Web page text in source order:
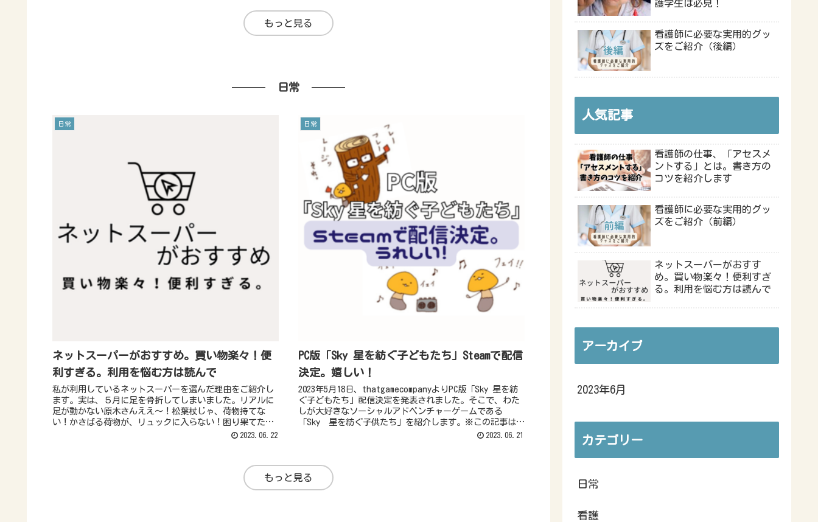
もっと見る
日常
日常
ネットスーパーがおすすめ。買い物楽々！便
利すぎる。利用を悩む方は読んで
私が利用しているネットスーパーを選んだ理由をご紹介し
ます。実は、５月に足を骨折してしまいました。リアルに
足が動かない原木さんええ～！松葉杖じゃ、荷物持てな
い！かさばる荷物が、リュックに入らない！困り果てた私
が検索したのは、ネットスーパーですReadMore...2023.06.22
日常
PC版「Sky 星を紡ぐ子どもたち」Steamで配信
決定。嬉しい！
2023年5月18日、thatgamecompanyよりPC版「Sky 星を紡
ぐ子どもたち」配信決定を発表されました。そこで、わた
しが大好きなソーシャルアドベンチャーゲームである
「Sky 星を紡ぐ子供たち」を紹介します。※この記事は、
2023.06.21
もっと見る
護学生は必見！
看護師に必要な実用的グッ
ズをご紹介（後編）
人気記事
看護師の仕事、「アセスメ
ントする」とは。書き方の
コツを紹介します
看護師に必要な実用的グッ
ズをご紹介（前編）
ネットスーパーがおすす
め。買い物楽々！便利すぎ
る。利用を悩む方は読んで
アーカイブ
2023年6月
カテゴリー
日常
看護